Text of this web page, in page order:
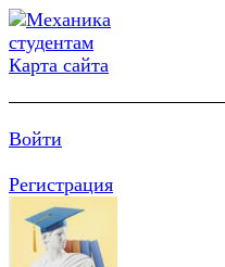
Карта сайта
Войти
Регистрация